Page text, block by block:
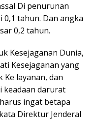
Di penurunan
tahun. Dan angka
0,2 tahun.
Kesejaganan Dunia,
Kesejaganan yang
Ke layanan, dan
keadaan darurat
ingat betapa
Direktur Jenderal